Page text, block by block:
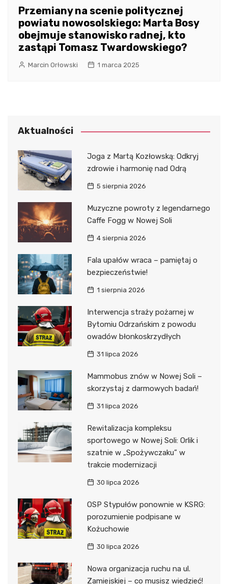
Przemiany na scenie politycznej
powiatu nowosolskiego: Marta Bosy
obejmuje stanowisko radnej, kto
zastąpi Tomasz Twardowskiego?
Marcin Orłowski 1 marca 2025
Aktualności
Joga z Martą Kozłowską: Odkryj
zdrowie i harmonię nad Odrą
5 sierpnia 2026
Muzyczne powroty z legendarnego
Caffe Fogg w Nowej Soli
4 sierpnia 2026
Fala upałów wraca – pamiętaj o
bezpieczeństwie!
1 sierpnia 2026
Interwencja straży pożarnej w
Bytomiu Odrzańskim z powodu
owadów błonkoskrzydłych
31 lipca 2026
Mammobus znów w Nowej Soli –
skorzystaj z darmowych badań!
31 lipca 2026
Rewitalizacja kompleksu
sportowego w Nowej Soli: Orlik i
szatnie w „Spożywczaku” w
trakcie modernizacji
30 lipca 2026
OSP Stypułów ponownie w KSRG:
porozumienie podpisane w
Kożuchowie
30 lipca 2026
Nowa organizacja ruchu na ul.
Zamiejskiej – co musisz wiedzieć!